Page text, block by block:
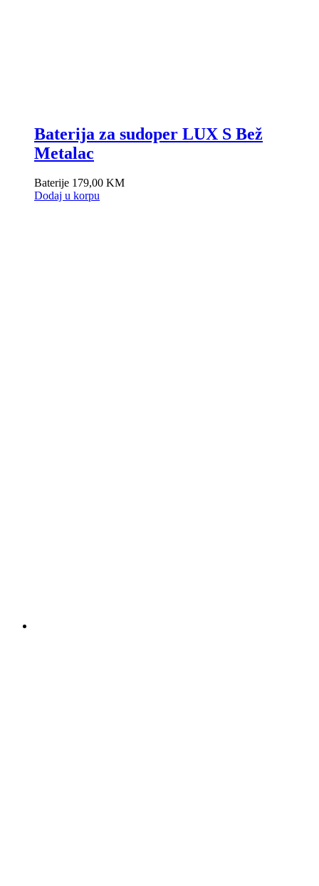
Baterija za sudoper LUX S Bež
Metalac
Baterije 179,00 KM
Dodaj u korpu